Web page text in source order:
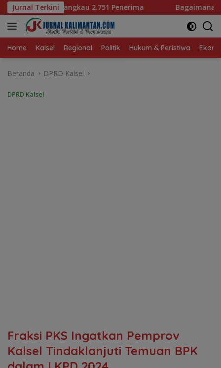
Langsung
ke
konten
Jurnal Terkini
Penerima Bagaimana KIP Hadapi Deepfake dan
Home Kalsel Regional Politik Hukum & Peristiwa
Beranda DPRD Kalsel
DPRD Kalsel
Fraksi PKS Ingatkan Pemprov
Kalsel Tindaklanjuti Temuan BPK